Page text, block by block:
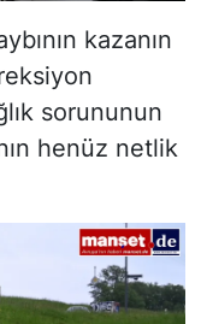
kazanın
sorununun
henüz netlik